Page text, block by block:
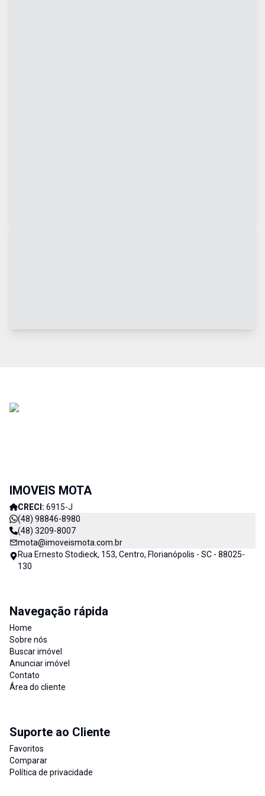
IMOVEIS MOTA
CRECI: 6915-J
(48) 98846-8980
(48) 3209-8007
mota@imoveismota.com.br
Rua Ernesto Stodieck, 153, Centro, Florianópolis - SC - 88025-
130
Navegação rápida
Home
Sobre nós
Buscar imóvel
Anunciar imóvel
Contato
Área do cliente
Suporte ao Cliente
Favoritos
Comparar
Política de privacidade